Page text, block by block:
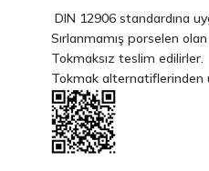
DIN 12906 standardına
Sırlanmamış porselen
Tokmaksız teslim edilirler.
Tokmak alternatiflerinden